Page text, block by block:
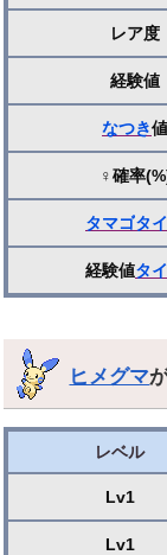
レア度
経験値
なつき値
♀確率
タマゴタ
経験値タ
ヒメグマ
レベル
Lv1
Lv1